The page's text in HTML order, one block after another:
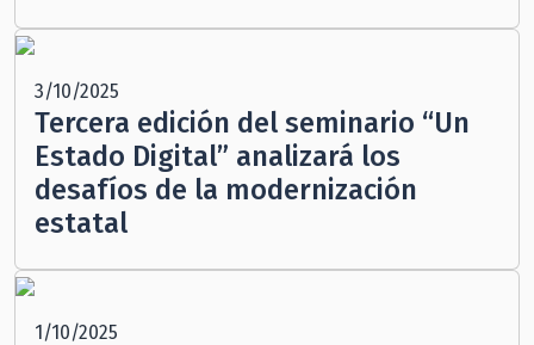
3/10/2025
Tercera edición del seminario “Un
Estado Digital” analizará los
desafíos de la modernización
estatal
1/10/2025